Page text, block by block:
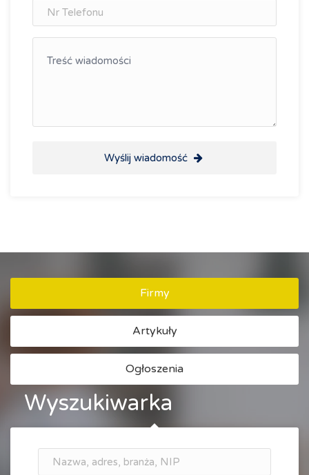
Wyślij wiadomość
Firmy
Artykuły
Ogłoszenia
Wyszukiwarka